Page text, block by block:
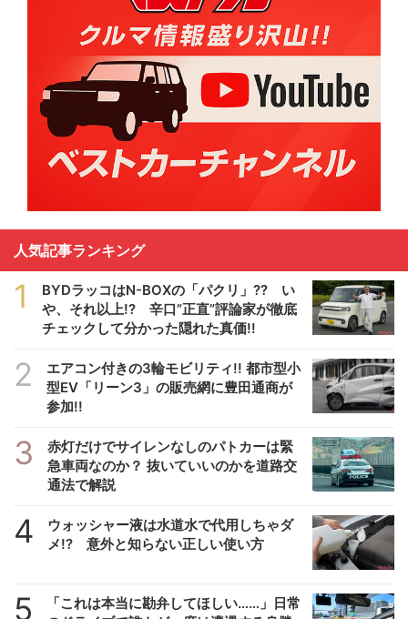
人気記事ランキング
1
BYDラッコはN-BOXの「パクリ」?? い
や、それ以上!? 辛口”正直”評論家が徹底
チェックして分かった隠れた真価!!
2
エアコン付きの3輪モビリティ!! 都市型小
型EV「リーン3」の販売網に豊田通商が
参加!!
3
赤灯だけでサイレンなしのパトカーは緊
急車両なのか？ 抜いていいのかを道路交
通法で解説
4
ウォッシャー液は水道水で代用しちゃダ
メ!? 意外と知らない正しい使い方
5
「これは本当に勘弁してほしい……」日常